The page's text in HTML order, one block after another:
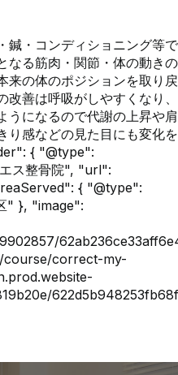
"@type": "Service",
"どうして姿勢が歪んでし
鍼・コンディショニング等で
なる筋肉・関節・体の動きの
来の体のポジションを取り戻
善は呼吸がしやすくなり、
うになるので代謝の上昇や肩
り感などの見た目にも変化を
{ "@type":
ス整骨院", "url":
{ "@type":
" }, "image":
correct-my-